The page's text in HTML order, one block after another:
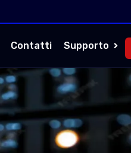
Contatti Supporto